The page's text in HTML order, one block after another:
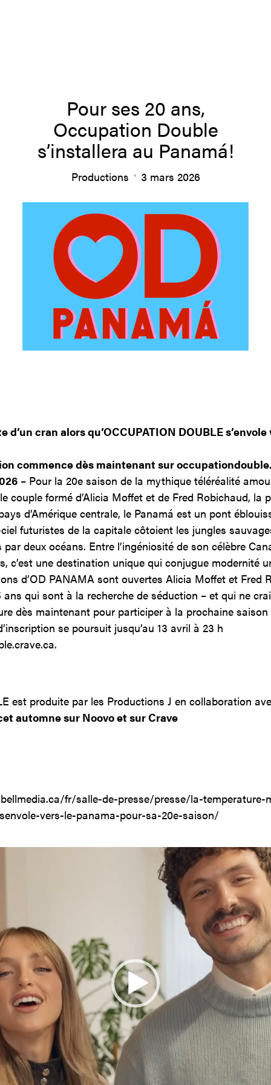
À propos
Équipe
Productions
Actualités
Contact
Jinfluence
Pour ses 20 ans,
Occupation Double
s’installera au Panamá!
Productions 3 mars 2026
cran alors qu’OCCUPATION DOUBLE
commence dès maintenant sur
– Pour la 20e saison de la mythique téléréalité
couple formé d’Alicia Moffet et de Fred Robichaud, la
d’Amérique centrale, le Panamá est un pont
futuristes de la capitale côtoient les jungles
deux océans. Entre l’ingéniosité de son célèbre
c’est une destination unique qui conjugue modernité
d’OD PANAMA sont ouvertes Alicia Moffet et Fred
qui sont à la recherche de séduction – et qui ne
dès maintenant pour participer à la prochaine saison
se poursuit jusqu’au 13 avril à 23 h
est produite par les Productions J en collaboration
automne sur Noovo et sur Crave
fr/salle-de-presse/presse/la-temperature-
vers-le-panama-pour-sa-20e-saison/